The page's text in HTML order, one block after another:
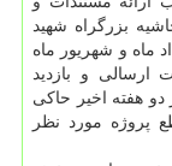
بزرگراه شهید
ماه و شهریور ماه
ارسالی و بازدید
هفته اخیر حاکی
پروژه مورد نظر